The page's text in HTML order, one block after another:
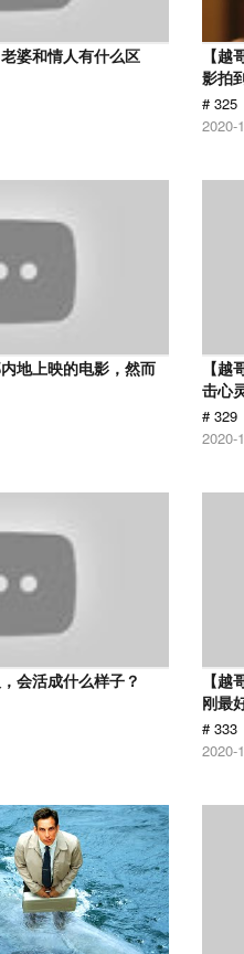
婆和情人有什么区
【
影拍
# 325
2020-
地上映的电影，然而
【
击心
# 329
2020-
会活成什么样子？
【
刚最
# 333
2020-